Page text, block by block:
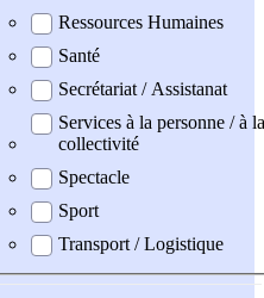
Ressources Humaines
Santé
Secrétariat / Assistanat
Services à la personne / à la
collectivité
Spectacle
Sport
Transport / Logistique